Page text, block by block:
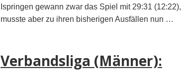
Ispringen gewann zwar das Spiel mit 29:31 (12:22),
musste aber zu ihren bisherigen Ausfällen nun …
Verbandsliga (Männer):